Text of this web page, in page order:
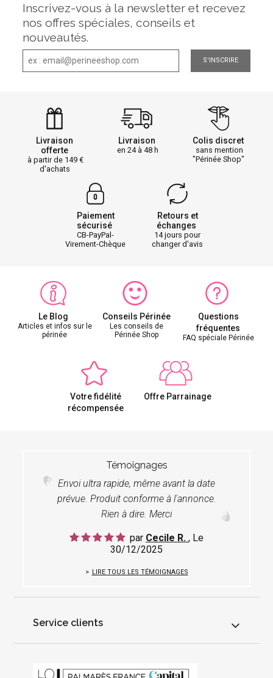
Inscrivez-vous à la newsletter et recevez
nos offres spéciales, conseils et
nouveautés.
S'INSCRIRE
Livraison
offerte
à partir de 149
d'achats
Livraison
en 24 à 48 h
Colis discret
sans mention
"Périnée Shop"
Paiement
sécurisé
CB-PayPal-
Virement-Chèque
Retours et
échanges
14 jours pour
changer d'avis
Le Blog
Articles et infos sur le
périnée
Conseils Périnée
Les conseils de
Périnée Shop
Questions
fréquentes
FAQ spéciale Périnée
Votre fidélité
récompensée
Offre Parrainage
Témoignages
Envoi ultra rapide, même avant la date
prévue. Produit conforme à l'annonce.
Rien à dire. Merci
par Cecile R. , Le
30/12/2025
LIRE TOUS LES TÉMOIGNAGES
Service clients